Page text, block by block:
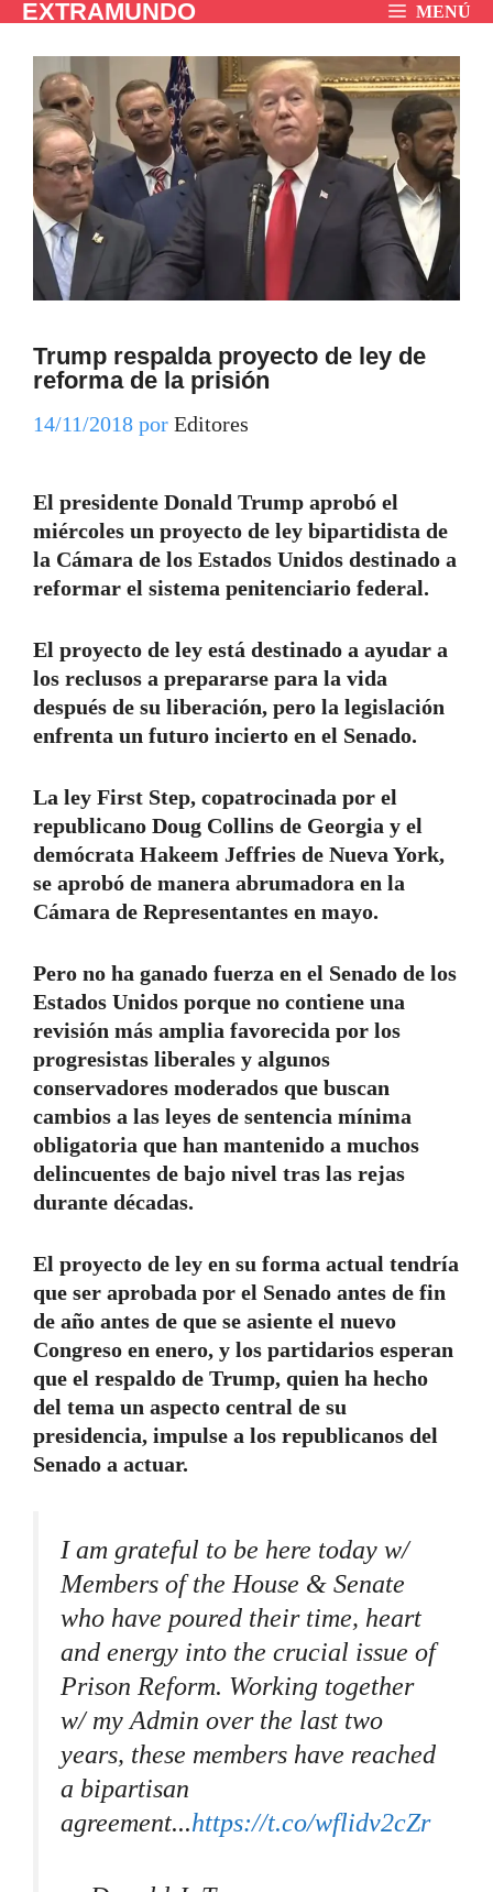
Saltar
contenido
EXTRAMUNDO MENÚ
Trump respalda proyecto de ley de
reforma de la prisión
14/11/2018 por Editores
El presidente Donald Trump aprobó el
miércoles un proyecto de ley bipartidista de
la Cámara de los Estados Unidos destinado a
reformar el sistema penitenciario federal.
El proyecto de ley está destinado a ayudar a
los reclusos a prepararse para la vida
después de su liberación, pero la legislación
enfrenta un futuro incierto en el Senado.
La ley First Step, copatrocinada por el
republicano Doug Collins de Georgia y el
demócrata Hakeem Jeffries de Nueva York,
se aprobó de manera abrumadora en la
Cámara de Representantes en mayo.
Pero no ha ganado fuerza en el Senado de los
Estados Unidos porque no contiene una
revisión más amplia favorecida por los
progresistas liberales y algunos
conservadores moderados que buscan
cambios a las leyes de sentencia mínima
obligatoria que han mantenido a muchos
delincuentes de bajo nivel tras las rejas
durante décadas.
El proyecto de ley en su forma actual tendría
que ser aprobada por el Senado antes de fin
de año antes de que se asiente el nuevo
Congreso en enero, y los partidarios esperan
que el respaldo de Trump, quien ha hecho
del tema un aspecto central de su
presidencia, impulse a los republicanos del
Senado a actuar.
I am grateful to be here today w/
Members of the House & Senate
who have poured their time, heart
and energy into the crucial issue of
Prison Reform. Working together
w/ my Admin over the last two
years, these members have reached
a bipartisan
agreement...https://t.co/wflidv2cZr